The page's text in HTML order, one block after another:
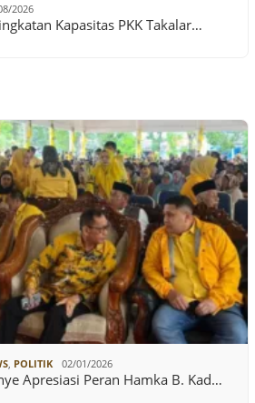
2026
Kapasitas PKK Takalar…
, POLITIK 02/01/2026
Apresiasi Peran Hamka B. Kad…